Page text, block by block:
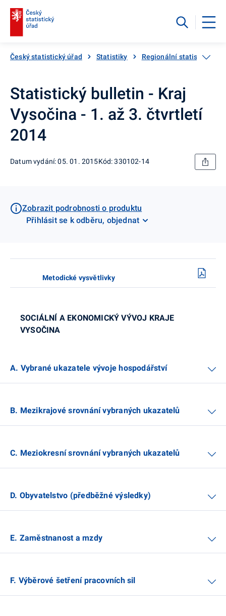
Český statistický úřad Statistiky Regionální statistiky
Statistický bulletin - Kraj
Vysočina - 1. až 3. čtvrtletí
2014
Datum vydání: 05. 01. 2015Kód: 330102-14
Zobrazit podrobnosti o produktu
Přihlásit se k odběru, objednat
Metodické vysvětlivky
SOCIÁLNÍ A EKONOMICKÝ VÝVOJ KRAJE
VYSOČINA
A. Vybrané ukazatele vývoje hospodářství
B. Mezikrajové srovnání vybraných ukazatelů
C. Meziokresní srovnání vybraných ukazatelů
D. Obyvatelstvo (předběžné výsledky)
E. Zaměstnanost a mzdy
F. Výběrové šetření pracovních sil